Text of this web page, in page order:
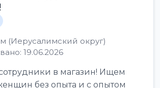
(Иерусалимский округ)
19.06.2026
в магазин! Ищем
без опыта и с опытом